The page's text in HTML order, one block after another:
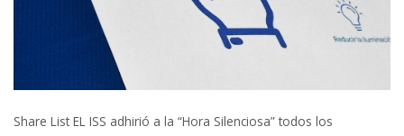
Share List EL ISS adhirió a la “Hora Silenciosa” todos los